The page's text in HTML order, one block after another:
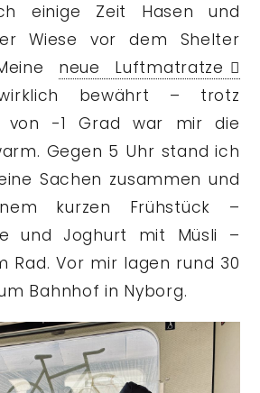
einige Zeit Hasen und
Wiese vor dem Shelter
neue Luftmatratze
bewährt – trotz
von -1 Grad war mir die
Gegen 5 Uhr stand ich
Sachen zusammen und
kurzen Frühstück –
und Joghurt mit Müsli –
Rad. Vor mir lagen rund 30
Bahnhof in Nyborg.